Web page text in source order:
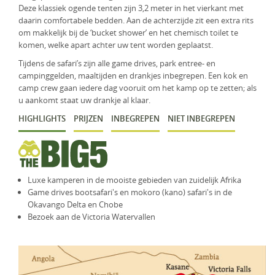
Groepsreis
Uganda
Zambia
Zimbabwe
Zuid-Afrika
KLM Preferred Partner
Deze klassiek ogende tenten zijn 3,2 meter in het vierkant met
daarin comfortabele bedden. Aan de achterzijde zit een extra rits
om makkelijk bij de ‘bucket shower’ en het chemisch toilet te
komen, welke apart achter uw tent worden geplaatst.
Tijdens de safari’s zijn alle game drives, park entree- en
campinggelden, maaltijden en drankjes inbegrepen. Een kok en
camp crew gaan iedere dag vooruit om het kamp op te zetten; als
u aankomt staat uw drankje al klaar.
HIGHLIGHTS
PRIJZEN INBEGREPEN NIET INBEGREPEN
Luxe kamperen in de mooiste gebieden van zuidelijk Afrika
Game drives bootsafari's en mokoro (kano) safari's in de
Okavango Delta en Chobe
Bezoek aan de Victoria Watervallen